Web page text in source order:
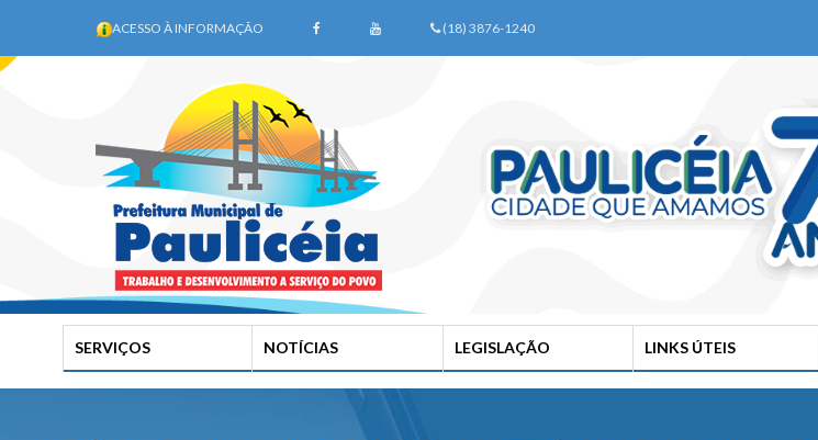
ACESSO À INFORMAÇÃO (18) 3876-1240
SERVIÇOS NOTÍCIAS LEGISLAÇÃO LINKS ÚTEIS